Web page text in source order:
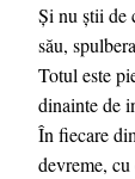
Și nu știi de
său,
Totul este
dinainte de
În fiecare
devreme,